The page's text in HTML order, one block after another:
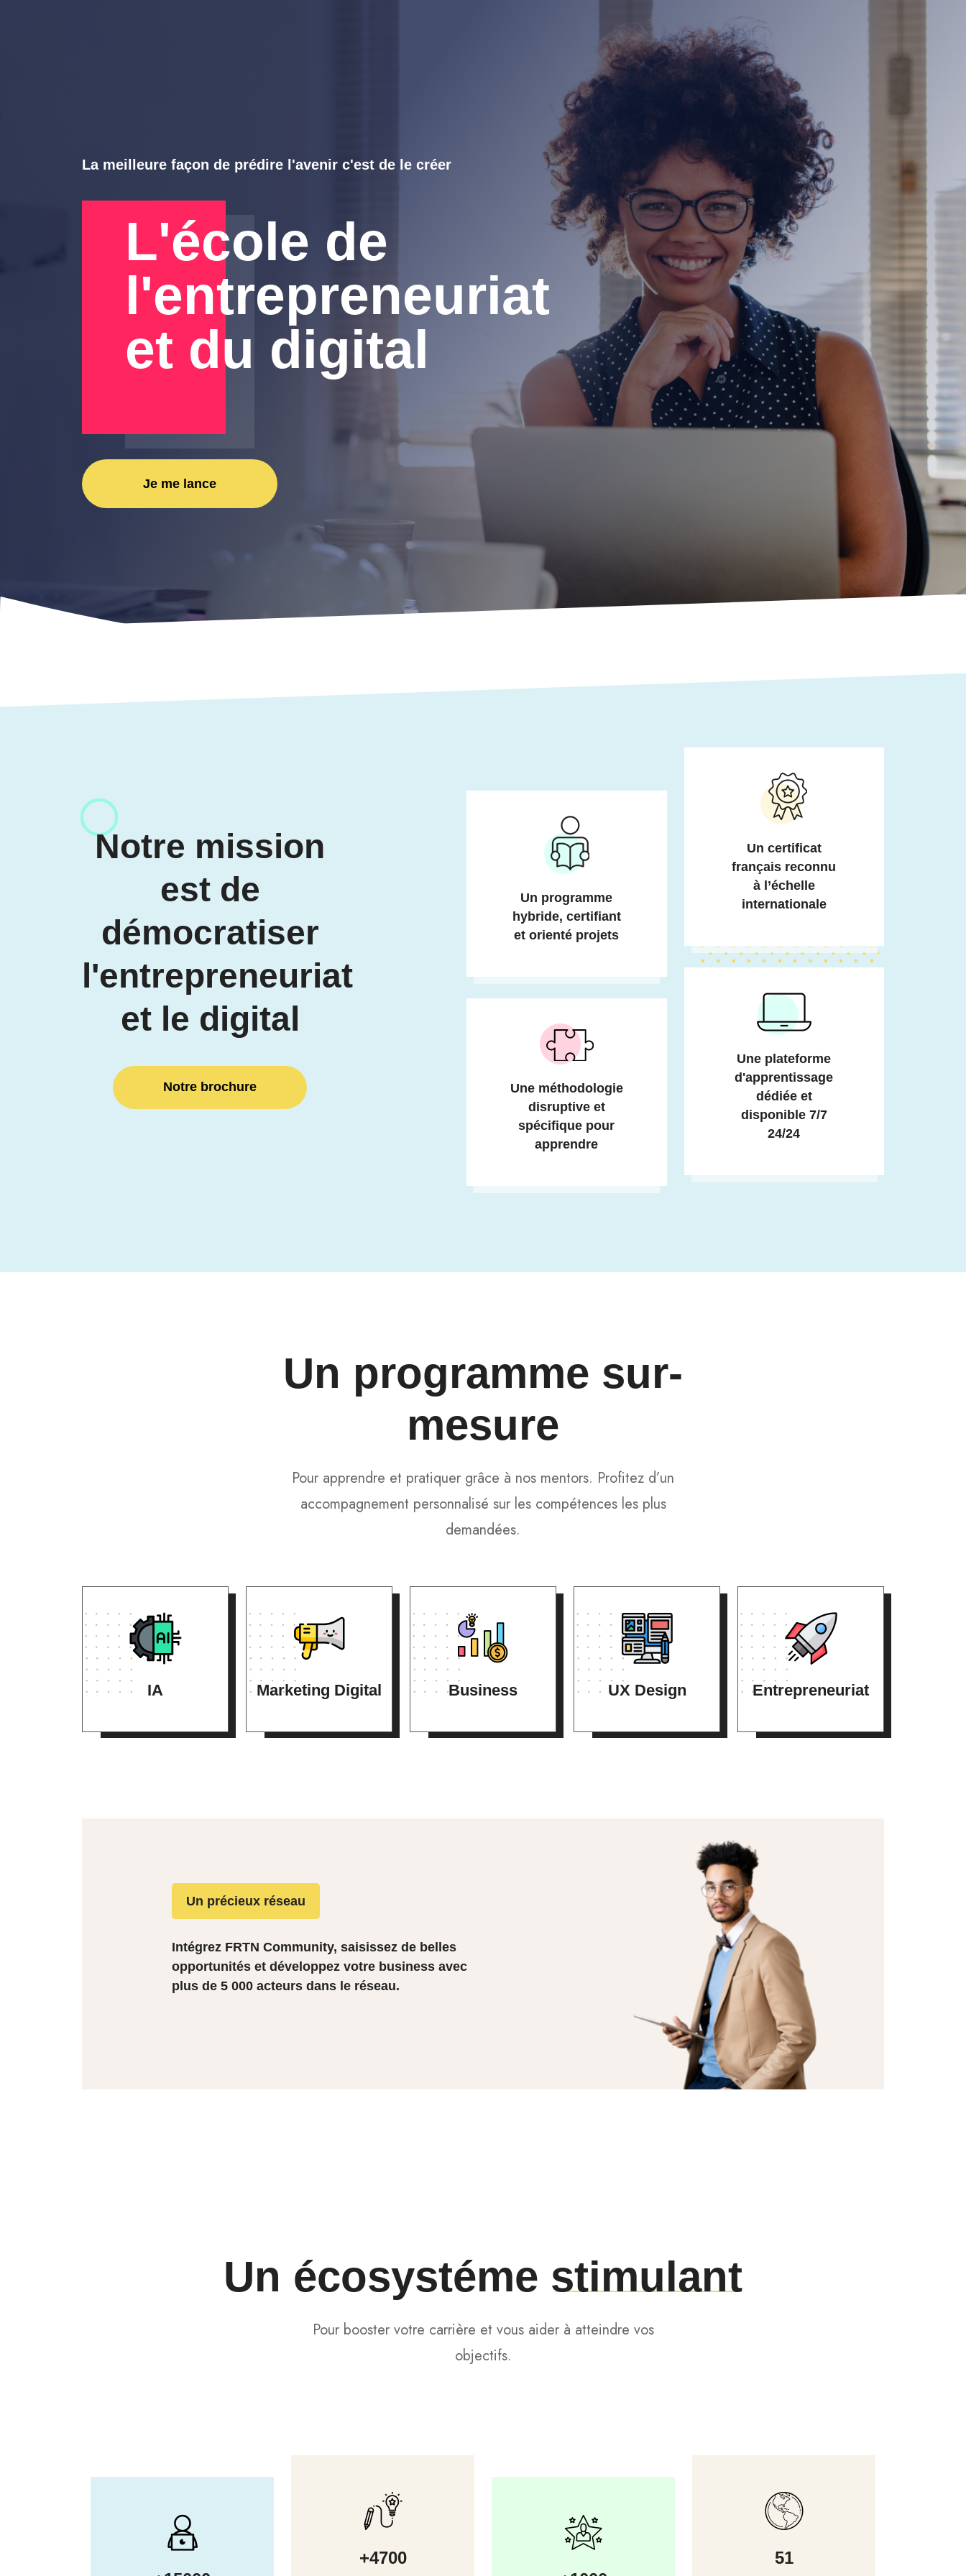
La meilleure façon de prédire l'avenir c'est de le créer
L'école de
l'entrepreneuriat
et du digital
Je me lance
Notre mission
est de
démocratiser
l'entrepreneuriat
et le digital
Notre brochure
Un programme
hybride, certifiant
et orienté projets
Une méthodologie
disruptive et
spécifique pour
apprendre
Un certificat
français reconnu
à l’échelle
internationale
Une plateforme
d'apprentissage
dédiée et
disponible 7/7
24/24
Un programme sur-
mesure
Pour apprendre et pratiquer grâce à nos mentors. Profitez d’un
accompagnement personnalisé sur les compétences les plus
demandées.
IA Marketing Digital Business UX Design Entrepreneuriat
Un précieux réseau
Intégrez FRTN Community, saisissez de belles
opportunités et développez votre business avec
plus de 5 000 acteurs dans le réseau.
Un écosystéme stimulant
Pour booster votre carrière et vous aider à atteindre vos
objectifs.
+4700
51